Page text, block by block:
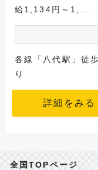
給1,134円～1,...
各線「八代駅」徒
り
詳細をみる
全国TOPページ